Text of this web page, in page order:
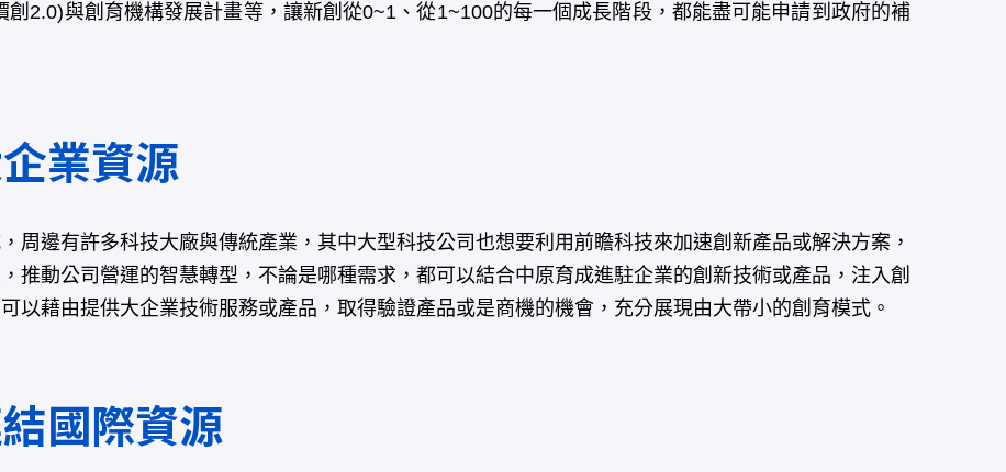
2.0)與創育機構發展計畫等，讓新創從0~1、從1~100的每一個成長階段，都能盡可能申請到政府的補
業資源
邊有許多科技大廠與傳統產業，其中大型科技公司也想要利用前瞻科技來加速創新產品或解決方案，
推動公司營運的智慧轉型，不論是哪種需求，都可以結合中原育成進駐企業的創新技術或產品，注入創
以藉由提供大企業技術服務或產品，取得驗證產品或是商機的機會，充分展現由大帶小的創育模式。
國際資源